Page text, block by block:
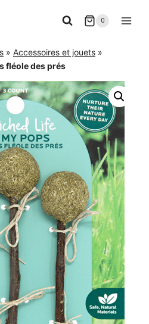
0
» Accessoires et jouets »
fléole des prés